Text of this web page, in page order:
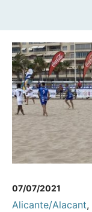
07/07/2021
Alicante/Alacant,